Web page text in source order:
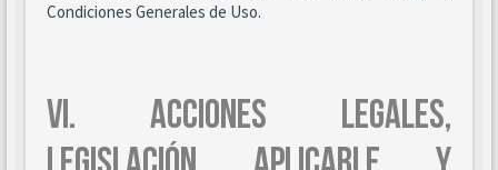
Condiciones Generales de Uso.
VI. ACCIONES LEGALES,